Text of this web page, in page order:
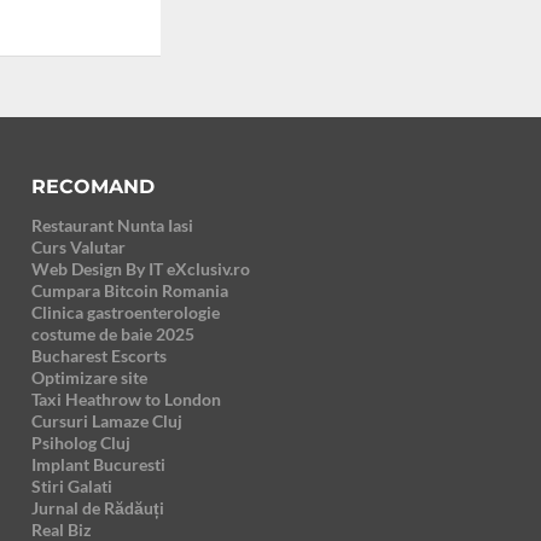
RECOMAND
Restaurant Nunta Iasi
Curs Valutar
Web Design By IT eXclusiv.ro
Cumpara Bitcoin Romania
Clinica gastroenterologie
costume de baie 2025
Bucharest Escorts
Optimizare site
Taxi Heathrow to London
Cursuri Lamaze Cluj
Psiholog Cluj
Implant Bucuresti
Stiri Galati
Jurnal de Rădăuți
Real Biz